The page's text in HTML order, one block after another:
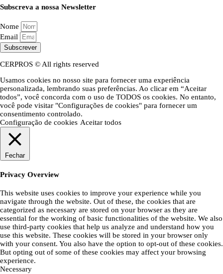
Subscreva a nossa Newsletter
Nome
Email
Subscrever
CERPROS © All rights reserved
Usamos cookies no nosso site para fornecer uma experiência
personalizada, lembrando suas preferências. Ao clicar em “Aceitar
todos”, você concorda com o uso de TODOS os cookies. No entanto,
você pode visitar "Configurações de cookies" para fornecer um
consentimento controlado.
Configuração de cookies Aceitar todos
Fechar
Privacy Overview
This website uses cookies to improve your experience while you
navigate through the website. Out of these, the cookies that are
categorized as necessary are stored on your browser as they are
essential for the working of basic functionalities of the website. We also
use third-party cookies that help us analyze and understand how you
use this website. These cookies will be stored in your browser only
with your consent. You also have the option to opt-out of these cookies.
But opting out of some of these cookies may affect your browsing
experience.
Necessary